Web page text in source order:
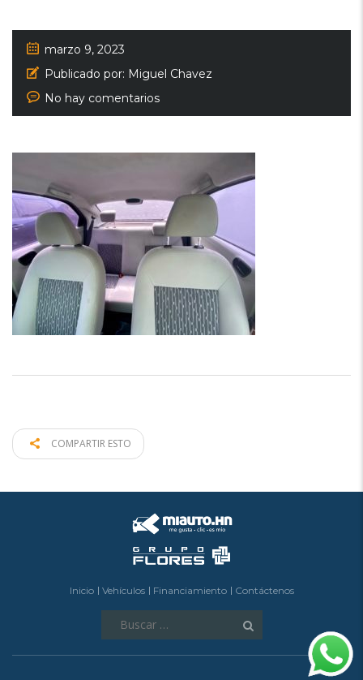
marzo 9, 2023
Publicado por: Miguel Chavez
No hay comentarios
COMPARTIR ESTO
Inicio Vehículos Financiamiento Contáctenos